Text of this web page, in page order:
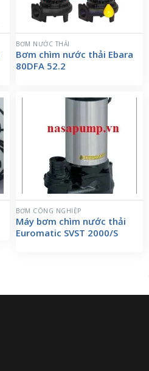
BƠM NƯỚC THẢI
Bơm chìm nước thải Ebara
80DFA 52.2
BƠM CÔNG NGHIỆP
Máy bơm chìm nước thải
Euromatic SVST 2000/S